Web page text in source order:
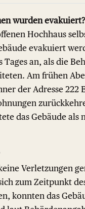
wurden evakuiert?
Hochhaus
evakuiert
Tages an, als die
Am frühen
der Adresse 222
das Gebäude als
Verletzungen
zum Zeitpunkt
konnten das